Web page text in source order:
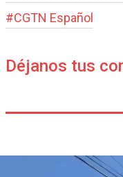
#CGTN Español
Déjanos tus